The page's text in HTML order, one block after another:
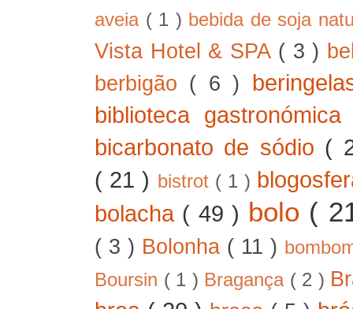
aveia ( 1 ) bebida de soja
Vista Hotel & SPA ( 3 )
berbigão ( 6 )
biblioteca
bicarbonato de sódio (
( 21 ) bistrot ( 1 )
bolacha ( 49 ) bolo (
( 3 ) Bolonha ( 11 )
Boursin ( 1 ) Bragança ( 2 )